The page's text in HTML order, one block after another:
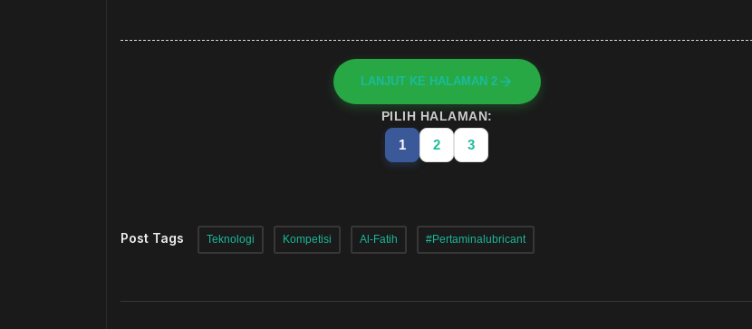
LANJUT KE HALAMAN 2
PILIH HALAMAN:
1 2 3
Post Tags Teknologi Kompetisi Al-Fatih #Pertaminalubricant